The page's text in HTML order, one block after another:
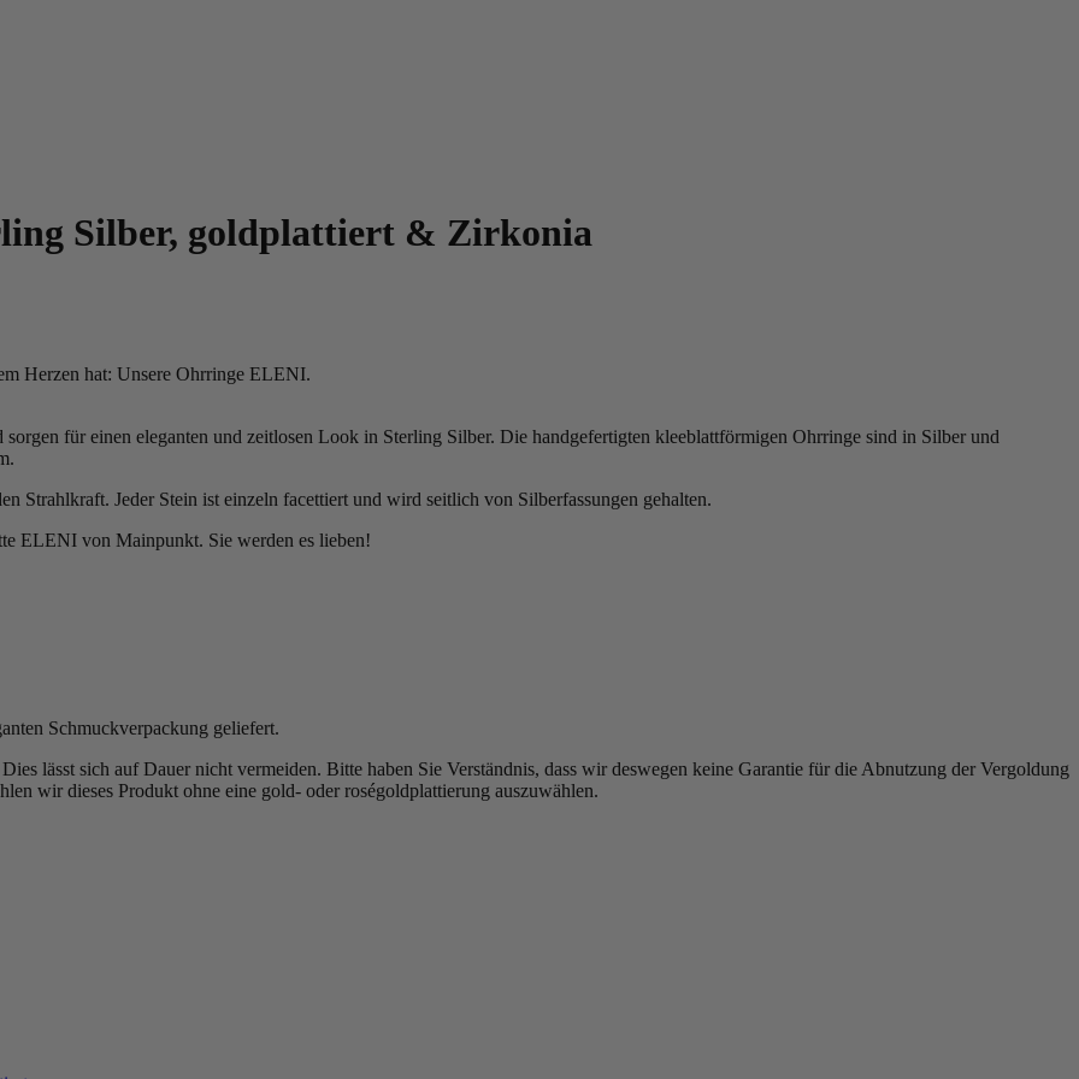
Silber, goldplattiert & Zirkonia
Herzen hat: Unsere Ohrringe ELENI.
für einen eleganten und zeitlosen Look in Sterling Silber. Die handgefertigten kleeblattförmigen Ohrringe sind in Silber und
Strahlkraft. Jeder Stein ist einzeln facettiert und wird seitlich von Silberfassungen gehalten.
ELENI von Mainpunkt. Sie werden es lieben!
Schmuckverpackung geliefert.
lässt sich auf Dauer nicht vermeiden. Bitte haben Sie Verständnis, dass wir deswegen keine Garantie für die Abnutzung der Vergoldung
wir dieses Produkt ohne eine gold- oder roségoldplattierung auszuwählen.